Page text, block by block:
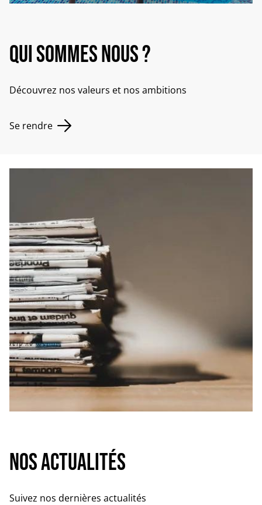
Qui sommes nous ?
Découvrez nos valeurs et nos ambitions
Se rendre
Nos Actualités
Suivez nos dernières actualités